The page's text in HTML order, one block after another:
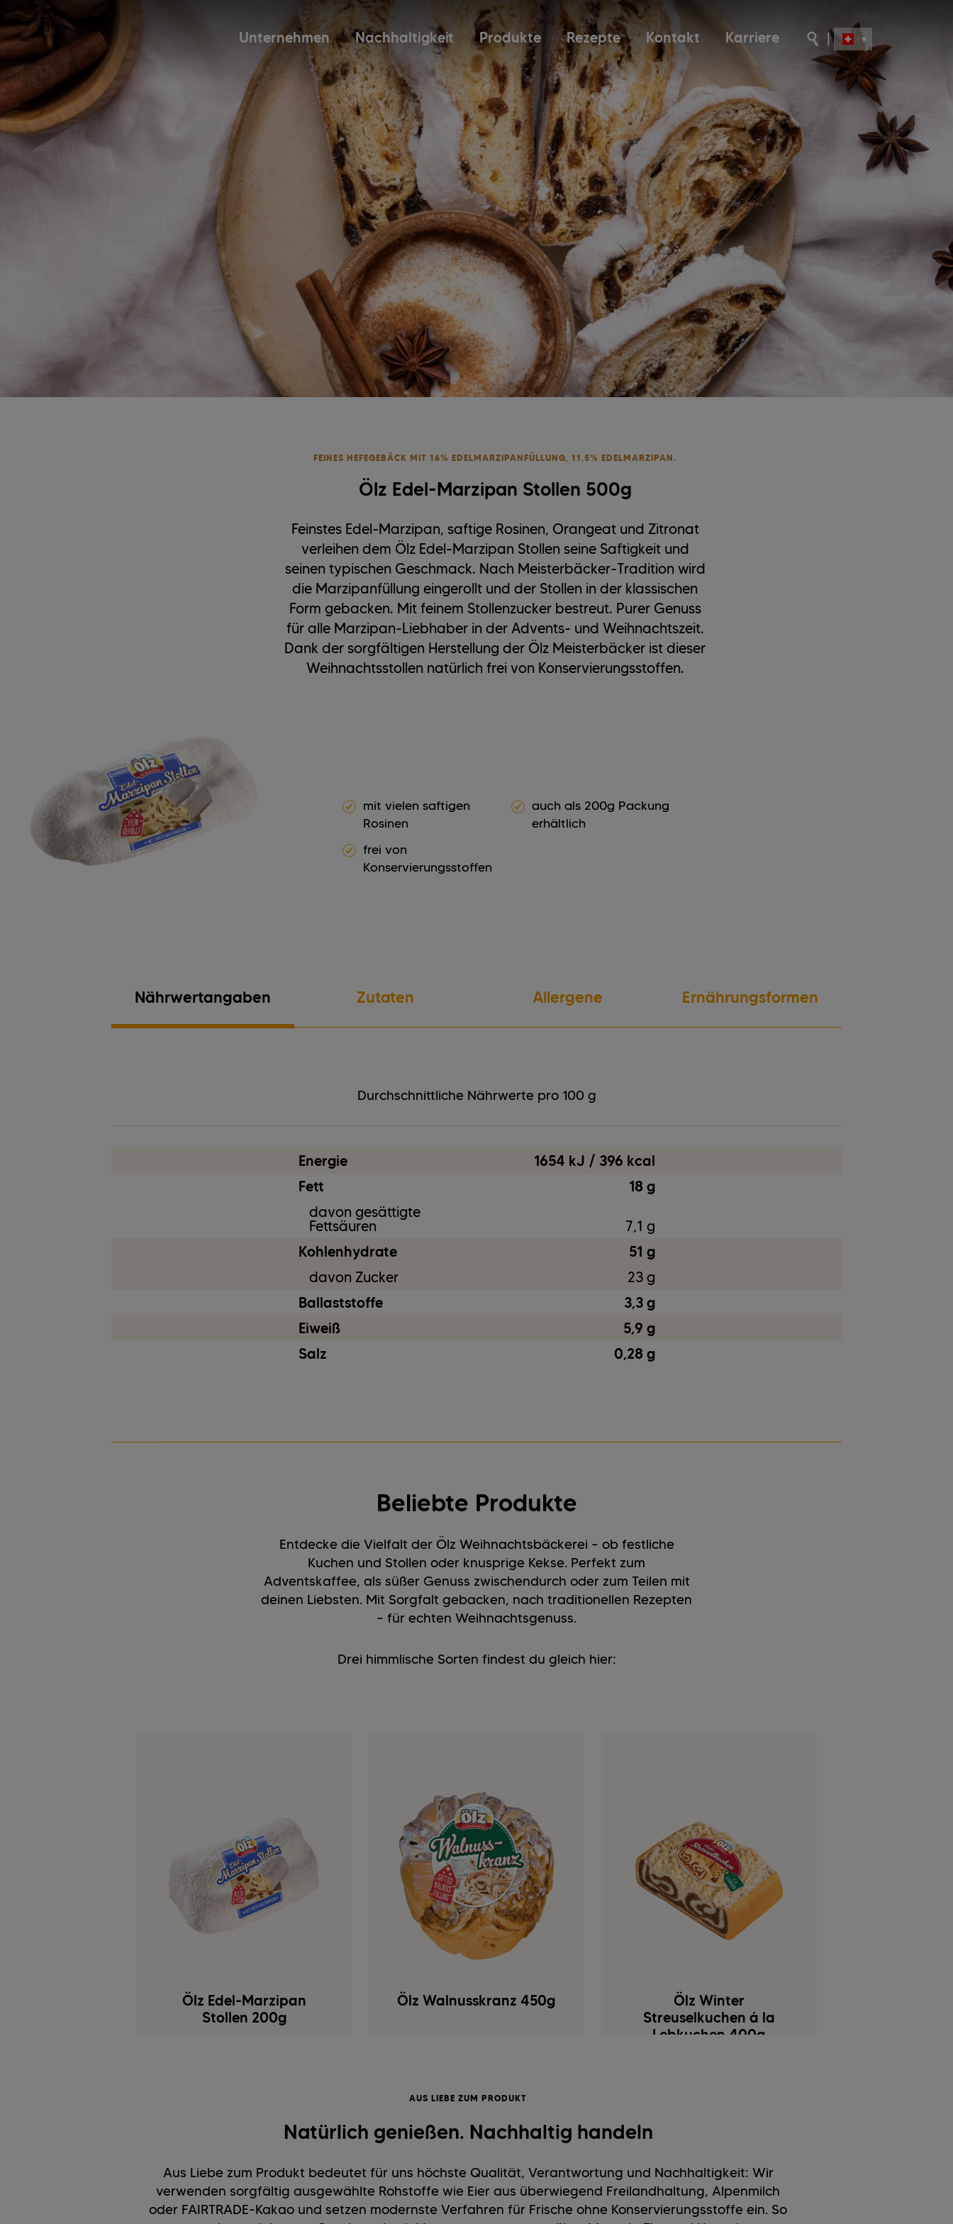
Unternehmen Nachhaltigkeit Produkte Rezepte Kontakt Karriere
FEINES HEFEGEBÄCK MIT 16% EDELMARZIPANFÜLLUNG, 11,5% EDELMARZIPAN.
Ölz Edel-Marzipan Stollen 500g
Feinstes Edel-Marzipan, saftige Rosinen, Orangeat und Zitronat
verleihen dem Ölz Edel-Marzipan Stollen seine Saftigkeit und
seinen typischen Geschmack. Nach Meisterbäcker-Tradition wird
die Marzipanfüllung eingerollt und der Stollen in der klassischen
Form gebacken. Mit feinem Stollenzucker bestreut. Purer Genuss
für alle Marzipan-Liebhaber in der Advents- und Weihnachtszeit.
Dank der sorgfältigen Herstellung der Ölz Meisterbäcker ist dieser
Weihnachtsstollen natürlich frei von Konservierungsstoffen.
mit vielen saftigen
Rosinen
frei von
Konservierungsstoffen
auch als 200g Packung
erhältlich
Nährwertangaben
Durchschnittliche Nährwerte pro 100 g
Energie
1654 kJ / 396 kcal
Fett
18 g
davon gesättigte
Fettsäuren
7,1 g
Kohlenhydrate
51 g
davon Zucker
23 g
Ballaststoffe
3,3 g
Eiweiß
5,9 g
Salz
0,28 g
Zutaten Allergene Ernährungsformen
Beliebte Produkte
Entdecke die Vielfalt der Ölz Weihnachtsbäckerei – ob festliche
Kuchen und Stollen oder knusprige Kekse. Perfekt zum
Adventskaffee, als süßer Genuss zwischendurch oder zum Teilen mit
deinen Liebsten. Mit Sorgfalt gebacken, nach traditionellen Rezepten
– für echten Weihnachtsgenuss.
Drei himmlische Sorten findest du gleich hier:
Ölz Edel-Marzipan
Stollen 200g
Ölz Walnusskranz 450g
Ölz Winter
Streuselkuchen á la
Lebkuchen 400g
AUS LIEBE ZUM PRODUKT
Natürlich genießen. Nachhaltig handeln
Aus Liebe zum Produkt bedeutet für uns höchste Qualität, Verantwortung und Nachhaltigkeit: Wir
verwenden sorgfältig ausgewählte Rohstoffe wie Eier aus überwiegend Freilandhaltung, Alpenmilch
oder FAIRTRADE-Kakao und setzen modernste Verfahren für Frische ohne Konservierungsstoffe ein. So